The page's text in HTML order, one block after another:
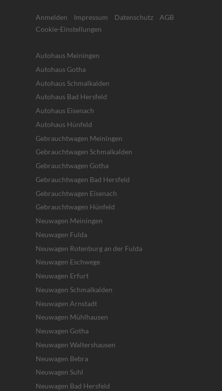
Anmelden Impressum Datenschutz
AGB
Cookie-Einstellungen
Autohaus Meiningen
Autohaus Gotha
Autohaus Schmalkalden
Autohaus Bad Hersfeld
Autohaus Eisenach
Autohaus Hünfeld
Gebrauchtwagen Meiningen
Gebrauchtwagen Schmalkalden
Gebrauchtwagen Gotha
Gebrauchtwagen Bad Hersfeld
Gebrauchtwagen Eisenach
Gebrauchtwagen Hünfeld
Neuwagen Meiningen
Neuwagen Fulda
Neuwagen Rotenburg an der Fulda
Neuwagen Eschwege
Neuwagen Erfurt
Neuwagen Schmalkalden
Neuwagen Arnstadt
Neuwagen Mühlhausen
Neuwagen Gotha
Neuwagen Waltershausen
Neuwagen Bebra
Neuwagen Suhl
Neuwagen Bad Hersfeld